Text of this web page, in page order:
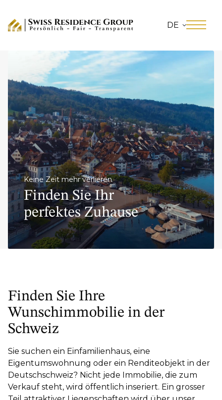
DE
Keine Zeit mehr verlieren
Finden Sie Ihr
perfektes Zuhause
Finden Sie Ihre
Wunschimmobilie in der
Schweiz
Sie suchen ein Einfamilienhaus, eine
Eigentumswohnung oder ein Renditeobjekt in der
Deutschschweiz? Nicht jede Immobilie, die zum
Verkauf steht, wird öffentlich inseriert. Ein grosser